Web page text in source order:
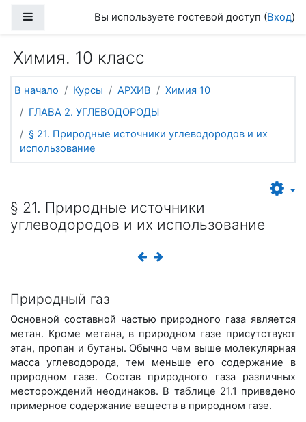
Боковая панельВы используете гостевой доступ (Вход)
Химия. 10 класс
В начало Курсы АРХИВ
Химия 10
ГЛАВА 2. УГЛЕВОДОРОДЫ
§ 21. Природные источники углеводородов и их
использование
§ 21. Природные источники
углеводородов и их использование
Природный газ
Основной составной частью природного газа является
метан. Кроме метана, в природном газе присутствуют
этан, пропан и бутаны. Обычно чем выше молекулярная
масса углеводорода, тем меньше его содержание в
природном газе. Состав природного газа различных
месторождений неодинаков. В таблице 21.1 приведено
примерное содержание веществ в природном газе.